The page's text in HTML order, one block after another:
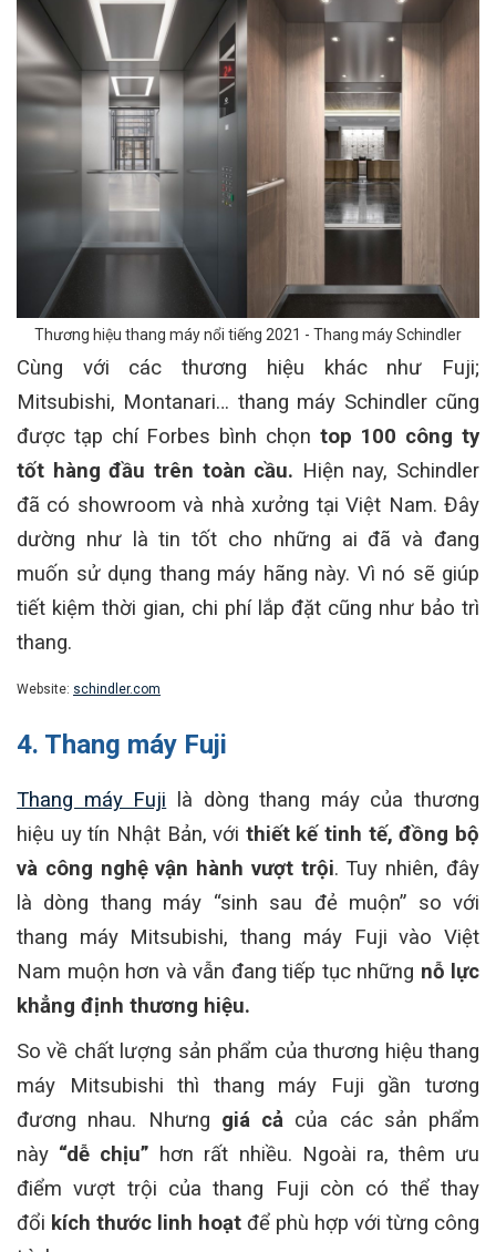
Thương hiệu thang máy nổi tiếng 2021 - Thang máy Schindler
Cùng với các thương hiệu khác như Fuji;
Mitsubishi, Montanari… thang máy Schindler cũng
được tạp chí Forbes bình chọn top 100 công ty
tốt hàng đầu trên toàn cầu. Hiện nay, Schindler
đã có showroom và nhà xưởng tại Việt Nam. Đây
dường như là tin tốt cho những ai đã và đang
muốn sử dụng thang máy hãng này. Vì nó sẽ giúp
tiết kiệm thời gian, chi phí lắp đặt cũng như bảo trì
thang.
Website: schindler.com
4. Thang máy Fuji
Thang máy Fuji là dòng thang máy của thương
hiệu uy tín Nhật Bản, với thiết kế tinh tế, đồng bộ
và công nghệ vận hành vượt trội. Tuy nhiên, đây
là dòng thang máy “sinh sau đẻ muộn” so với
thang máy Mitsubishi, thang máy Fuji vào Việt
Nam muộn hơn và vẫn đang tiếp tục những nỗ lực
khẳng định thương hiệu.
So về chất lượng sản phẩm của thương hiệu thang
máy Mitsubishi thì thang máy Fuji gần tương
đương nhau. Nhưng giá cả của các sản phẩm
này “dễ chịu” hơn rất nhiều. Ngoài ra, thêm ưu
điểm vượt trội của thang Fuji còn có thể thay
đổi kích thước linh hoạt để phù hợp với từng công